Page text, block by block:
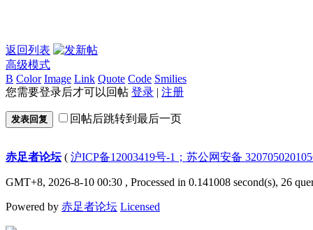
返回列表
高级模式
B Color Image Link Quote Code Smilies
您需要登录后才可以回帖 登录 | 注册
发表回复 回帖后跳转到最后一页
赤足者论坛( 沪ICP备12003419号-1；苏公网安备
GMT+8, 2026-8-10 00:30 , Processed in 0.141008 second(s), 26
Powered by 赤足者论坛 Licensed